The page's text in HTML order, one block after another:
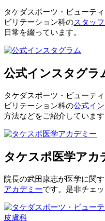
タケダスポーツ・ビューテ
ビリテーション科のスタッ
日常を綴っています。
公式インスタグラ
タケダスポーツ・ビューテ
ビリテーション科の公式イ
方法などをご紹介しています
タケスポ医学アカ
院長の武田康志が医学に関
アカデミーです。是非チェ